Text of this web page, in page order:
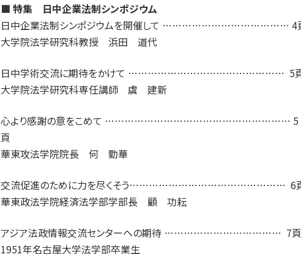
■ 特集 日中企業法制シンポジウム
日中企業法制シンポジウムを開催して ………………………………… 4
大学院法学研究科教授 浜田 道代
日中学術交流に期待をかけて ………………………………………… 5
大学院法学研究科専任講師 虞 建新
心より感謝の意をこめて ………………………………………………… 5
頁
華東攻法学院院長 何 勤華
交流促進のために力を尽くそう………………………………………… 6
華東政法学院経済法学部学部長 顧 功耘
アジア法政情報交流センターヘの期待 ……………………………… 7頁
1951年名古屋大学法学部卒業生